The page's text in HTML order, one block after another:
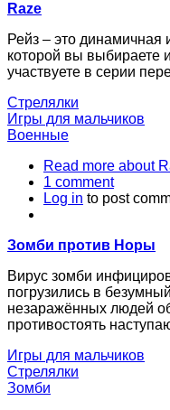
Raze
Рейз – это динамичная
которой вы выбираете
участвуете в серии
Стрелялки
Игры для мальчиков
Военные
Read more about
1 comment
Log in to post
Зомби против Норы
Вирус зомби
погрузились в
незаражённых людей
противостоять
Игры для мальчиков
Стрелялки
Зомби